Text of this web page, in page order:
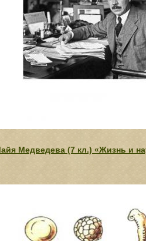
Медведева (7 кл.) «Жизнь и